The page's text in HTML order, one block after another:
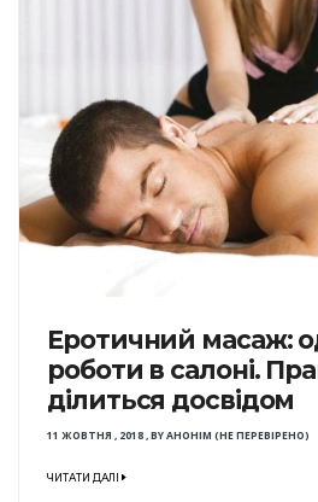
Еротичний масаж:
роботи в салоні.
ділиться досвідом
11 ЖОВТНЯ , 2018,BYАНОНІМ (НЕ ПЕРЕВІРЕНО)
ЧИТАТИ ДАЛІ